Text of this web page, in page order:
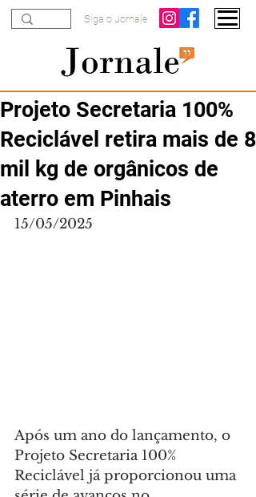
Siga o Jornale
Projeto Secretaria 100%
Reciclável retira mais de 8
mil kg de orgânicos de
aterro em Pinhais
15/05/2025
Após um ano do lançamento, o
Projeto Secretaria 100%
Reciclável já proporcionou uma